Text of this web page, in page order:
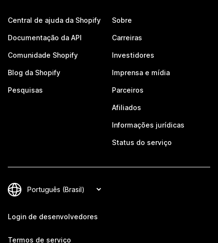
Central de ajuda da Shopify
Documentação da API
Comunidade Shopify
Blog da Shopify
Pesquisas
Sobre
Carreiras
Investidores
Imprensa e mídia
Parceiros
Afiliados
Informações jurídicas
Status do serviço
Login de desenvolvedores
Termos de serviço